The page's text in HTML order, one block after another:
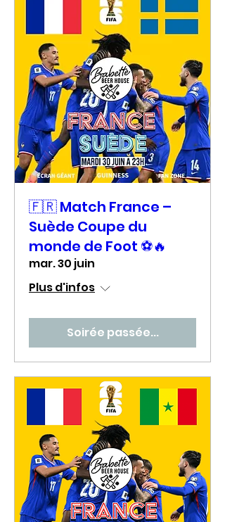
🇫🇷 Match France –
Suède Coupe du
monde de Foot ⚽🔥
mar. 30 juin
Plus d'infos
Soirée passée...